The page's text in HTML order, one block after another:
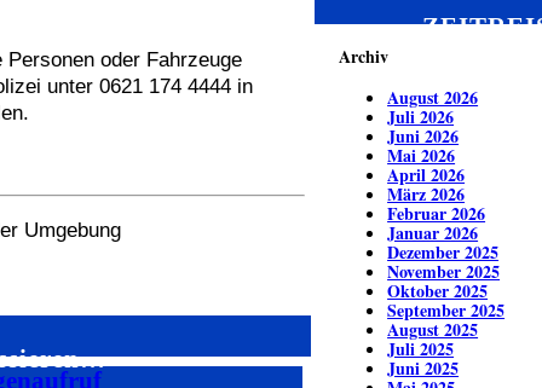
oder Fahrzeuge
unter 0621 174 4444 in
Umgebung
Archiv
August 2026
Juli 2026
Juni 2026
Mai 2026
April 2026
März 2026
Februar 2026
Januar 2026
Dezember 2025
November 2025
Oktober 2025
September 2025
August 2025
Juli 2025
Juni 2025